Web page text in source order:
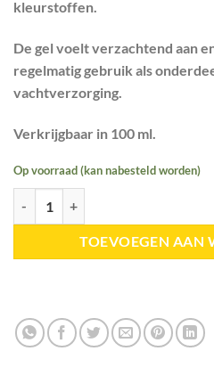
kleurstoffen.
De gel voelt verzachtend aan
regelmatig gebruik als
vachtverzorging.
Verkrijgbaar in 100 ml.
Op voorraad (kan nabesteld worden)
TOEVOEGEN AAN